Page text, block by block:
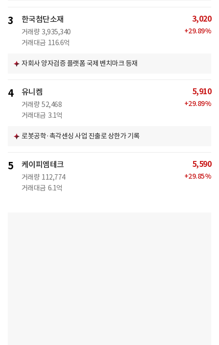
3 한국첨단소재
거래량 3,935,340
거래대금 116.6억
3,020
+29.89%
자회사 양자검증 플랫폼 국제 벤치마크 등재
4 유니켐
거래량 52,468
거래대금 3.1억
5,910
+29.89%
로봇공학·촉각센싱 사업 진출로 상한가 기록
5 케이피엠테크
거래량 112,774
거래대금 6.1억
5,590
+29.85%